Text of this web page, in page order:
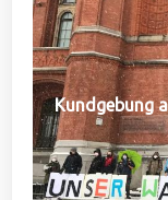
Kundgebung